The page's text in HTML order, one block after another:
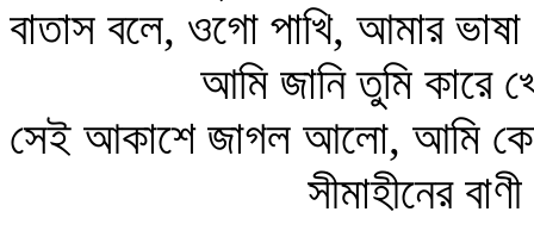
বাতাস বলে, ওগো পাখি, আমার
আমি জানি তুমি কারে
সেই আকাশে জাগল আলো, আমি
সীমাহীনের